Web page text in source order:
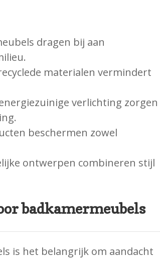
dragen bij aan
materialen vermindert
verlichting zorgen
beschermen zowel
ontwerpen combineren stijl
badkamermeubels
is het belangrijk om aandacht